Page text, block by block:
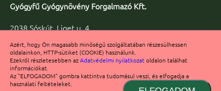
Azért, hogy Ön magasabb minőségű szolgáltatában részesülhessen
oldalainkon, HTTP-sütiket (COOKIE) használunk.
Ezekről részletesebben azAdatvédelmi nyilatkozatoldalon találhat
információkat.
Az "ELFOGADOM" gombra kattintva tudomásul veszi, és elfogadja a
használati feltételeket.
Gyógyfű Gyógynövény Forgalmazó Kft.
2038 Sóskút, Liget u. 4.
Fax: +36 23 347-091
info@gyogyfu.hu
Számlaszám: 11722003-20132280